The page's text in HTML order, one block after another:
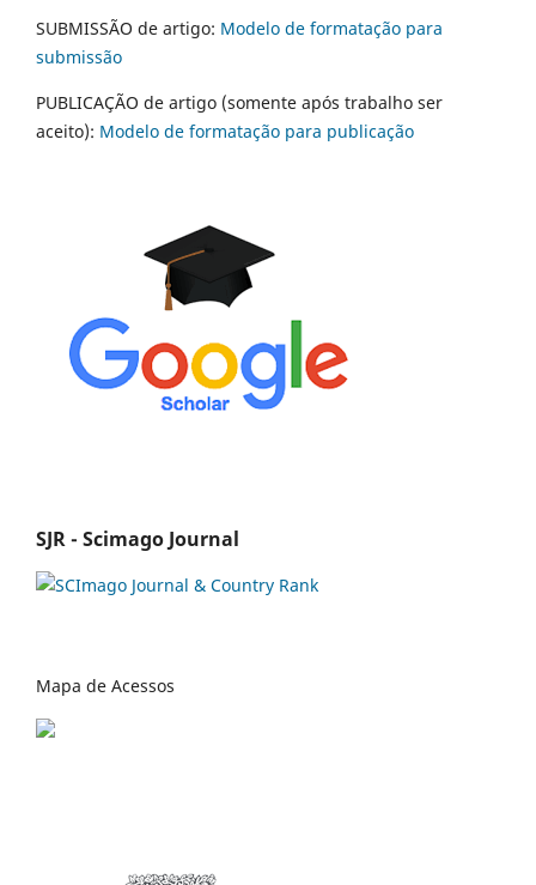
SUBMISSÃO de artigo: Modelo de formatação para
submissão
PUBLICAÇÃO de artigo (somente após trabalho ser
aceito): Modelo de formatação para publicação
SJR - Scimago Journal
Mapa de Acessos